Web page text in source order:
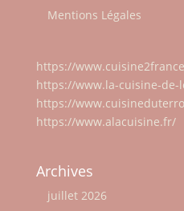
Mentions Légales
https://
https://www.la-cuisine-de-
https://
https://www.alacuisine.fr/
Archives
juillet 2026